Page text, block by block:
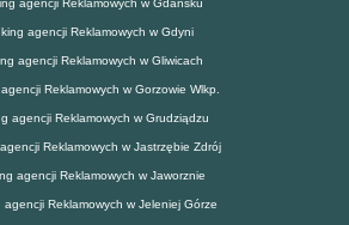
agencji Reklamowych w Gdańsku
agencji Reklamowych w Gdyni
agencji Reklamowych w Gliwicach
Reklamowych w Gorzowie Wlkp.
agencji Reklamowych w Grudziądzu
Reklamowych w Jastrzębie Zdrój
agencji Reklamowych w Jaworznie
agencji Reklamowych w Jeleniej Górze